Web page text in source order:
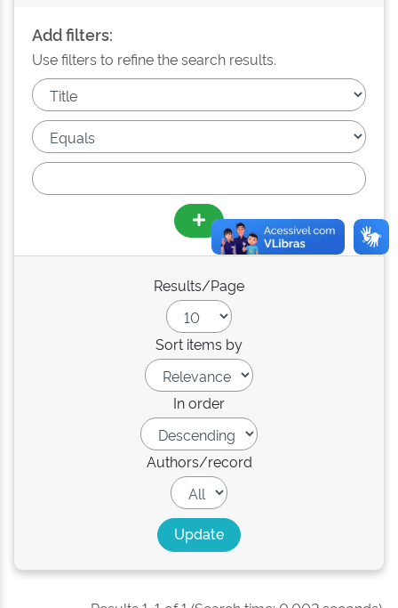
Add filters:
Use filters to refine the search results.
Results/Page
Sort items by
In order
Authors/record